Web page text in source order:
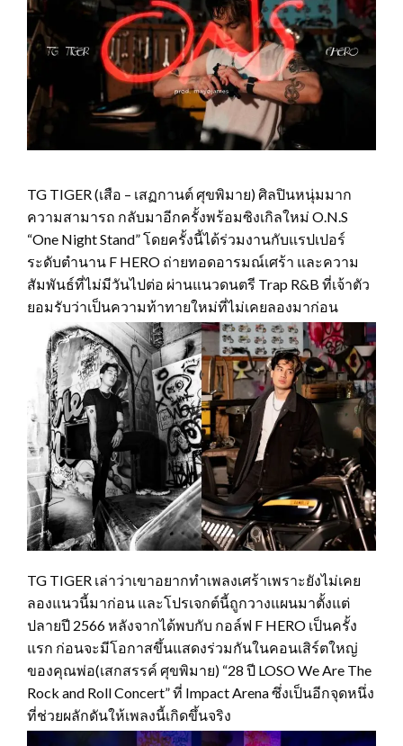
TG TIGER (เสือ – เสฏกานต์ ศุขพิมาย) ศิลปินหนุ่มมาก
ความสามารถ กลับมาอีกครั้งพร้อมซิงเกิลใหม่ O.N.S
“One Night Stand” โดยครั้งนี้ได้ร่วมงานกับแรปเปอร์
ระดับตำนาน F HERO ถ่ายทอดอารมณ์เศร้า และความ
สัมพันธ์ที่ไม่มีวันไปต่อ ผ่านแนวดนตรี Trap R&B ที่เจ้าตัว
ยอมรับว่าเป็นความท้าทายใหม่ที่ไม่เคยลองมาก่อน
TG TIGER เล่าว่าเขาอยากทำเพลงเศร้าเพราะยังไม่เคย
ลองแนวนี้มาก่อน และโปรเจกต์นี้ถูกวางแผนมาตั้งแต่
ปลายปี 2566 หลังจากได้พบกับ กอล์ฟ F HERO เป็นครั้ง
แรก ก่อนจะมีโอกาสขึ้นแสดงร่วมกันในคอนเสิร์ตใหญ่
ของคุณพ่อ(เสกสรรค์ ศุขพิมาย) “28 ปี LOSO We Are The
Rock and Roll Concert” ที่ Impact Arena ซึ่งเป็นอีกจุดหนึ่ง
ที่ช่วยผลักดันให้เพลงนี้เกิดขึ้นจริง